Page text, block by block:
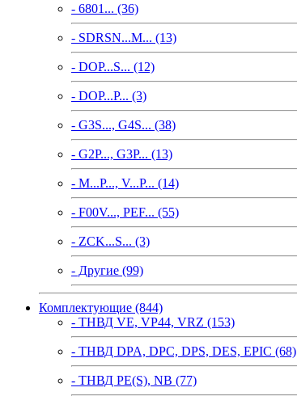
- 6801... (36)
- SDRSN...M... (13)
- DOP...S... (12)
- DOP...P... (3)
- G3S..., G4S... (38)
- G2P..., G3P... (13)
- M...P..., V...P... (14)
- F00V..., PEF... (55)
- ZCK...S... (3)
- Другие (99)
Комплектующие (844)
- ТНВД VE, VP44, VRZ (153)
- ТНВД DPA, DPC, DPS, DES, EPIC (68)
- ТНВД PE(S), NB (77)